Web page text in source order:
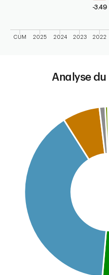
-3.49
CUM 2025 2024 2023 2022
Analyse
Pie chart with 6 slices.
This is a portfolio analysis